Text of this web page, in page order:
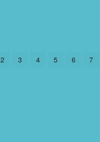
2 3 4 5 6 7